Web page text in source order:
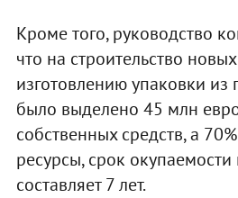
Кроме того, руководство
что на строительство
изготовлению упаковки из
было выделено 45 млн
собственных средств, а
ресурсы, срок окупаемости
составляет 7 лет.